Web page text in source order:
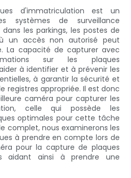
d'immatriculation est un
systèmes de surveillance
les parkings, les postes de
un accès non autorisé peut
La capacité de capturer avec
sur les plaques
à identifier et à prévenir les
à garantir la sécurité et
registres appropriée. Il est donc
caméra pour capturer les
celle qui possède les
optimales pour cette tâche
complet, nous examinerons les
à prendre en compte lors de
pour la capture de plaques
aidant ainsi à prendre une